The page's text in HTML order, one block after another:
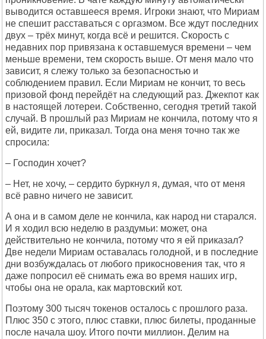
выводится оставшееся время. Игроки знают, что Мириам
не спешит расставаться с оргазмом. Все ждут последних
двух – трёх минут, когда всё и решится. Скорость с
недавних пор привязана к оставшемуся времени – чем
меньше времени, тем скорость выше. От меня мало что
зависит, я слежу только за безопасностью и
соблюдением правил. Если Мириам не кончит, то весь
призовой фонд перейдёт на следующий раз. Джекпот как
в настоящей лотереи. Собственно, сегодня третий такой
случай. В прошлый раз Мириам не кончила, потому что я
ей, видите ли, приказал. Тогда она меня точно так же
спросила:
– Господин хочет?
– Нет, не хочу, – сердито буркнул я, думая, что от меня
всё равно ничего не зависит.
А она и в самом деле не кончила, как народ ни старался.
И я ходил всю неделю в раздумьи: может, она
действительно не кончила, потому что я ей приказал?
Две недели Мириам оставалась голодной, и в последние
дни возбуждалась от любого прикосновения так, что я
даже попросил её снимать ежа во время наших игр,
чтобы она не орала, как мартовский кот.
Поэтому 300 тысяч токенов осталось с прошлого раза.
Плюс 350 с этого, плюс ставки, плюс билеты, проданные
после начала шоу. Итого почти миллион. Делим на